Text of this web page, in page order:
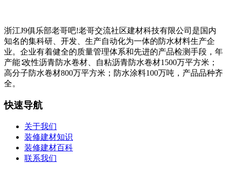
浙江J9俱乐部老哥吧!老哥交流社区建材科技有限公司是国内
知名的集科研、开发、生产自动化为一体的防水材料生产企
业。企业有着健全的质量管理体系和先进的产品检测手段，年
产能∶改性沥青防水卷材、自粘沥青防水卷材1500万平方米；
高分子防水卷材800万平方米；防水涂料100万吨，产品品种齐
全。
快速导航
关于我们
装修建材知识
装修建材百科
联系我们